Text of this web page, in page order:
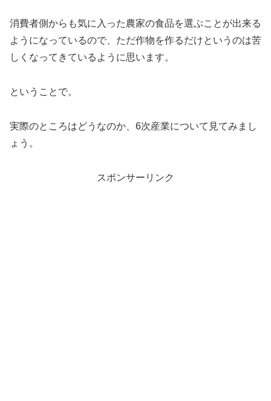
消費者側からも気に入った農家の食品を選ぶことが出来る
ようになっているので、ただ作物を作るだけというのは苦
しくなってきているように思います。
ということで。
実際のところはどうなのか、6次産業について見てみまし
ょう。
スポンサーリンク